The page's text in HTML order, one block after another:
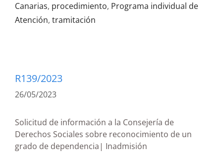
Canarias, procedimiento, Programa individual de
Atención, tramitación
R139/2023
26/05/2023
Solicitud de información a la Consejería de
Derechos Sociales sobre reconocimiento de un
grado de dependencia| Inadmisión